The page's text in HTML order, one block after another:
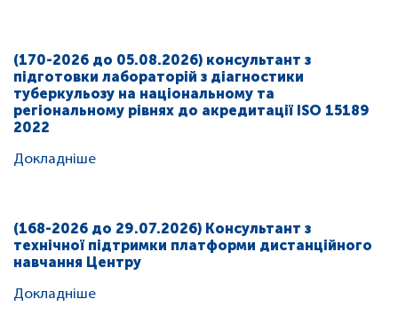
(170-2026 до 05.08.2026) консультант з
підготовки лабораторій з діагностики
туберкульозу на національному та
регіональному рівнях до акредитації ISO 15189
2022
Докладніше
(168-2026 до 29.07.2026) Консультант з
технічної підтримки платформи дистанційного
навчання Центру
Докладніше